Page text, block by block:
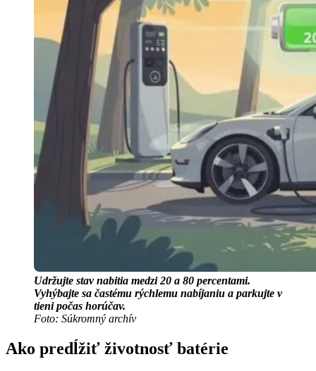
Udržujte stav nabitia medzi 20 a 80 percentami.
Vyhýbajte sa častému rýchlemu nabíjaniu a parkujte v
tieni počas horúčav.
Foto: Súkromný archív
Ako predĺžiť životnosť batérie